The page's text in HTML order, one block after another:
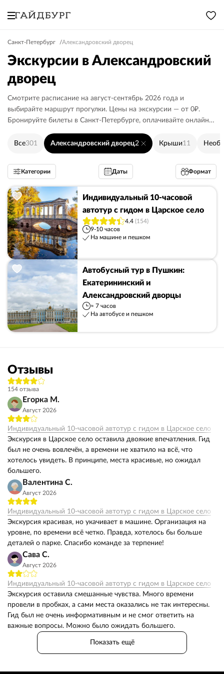
Санкт-Петербург Александровский дворец
Экскурсии в Александровский
дворец
Смотрите расписание на август-сентябрь 2026 года и
выбирайте маршрут прогулки. Цены на экскурсии — от 0₽.
Бронируйте билеты в Санкт-Петербурге, оплачивайте онлайн
Все301 Александровский дворец2 Крыши11
Категории Даты Формат
Индивидуальный 10-часовой
автотур с гидом в Царское село
4.4 (154)
9-10 часов
На машине и пешком
Автобусный тур в Пушкин:
Екатерининский и
Александровский дворцы
≈ 7 часов
На автобусе и пешком
Отзывы
154 отзыва
Егорка М.
Август 2026
Индивидуальный 10-часовой автотур с гидом в Царское село
Экскурсия в Царское село оставила двоякие впечатления. Гид
был не очень вовлечён, а времени не хватило на всё, что
хотелось увидеть. В принципе, места красивые, но ожидал
большего.
Валентина С.
Август 2026
Индивидуальный 10-часовой автотур с гидом в Царское село
Экскурсия красивая, но укачивает в машине. Организация на
уровне, по времени всё четко. Правда, хотелось бы больше
деталей о парке. Спасибо команде за терпение!
Сава С.
Август 2026
Индивидуальный 10-часовой автотур с гидом в Царское село
Экскурсия оставила смешанные чувства. Много времени
провели в пробках, а сами места оказались не так интересны.
Гид был не очень информативным и не смог ответить на
важные вопросы. Можно было ожидать большего.
Показать ещё